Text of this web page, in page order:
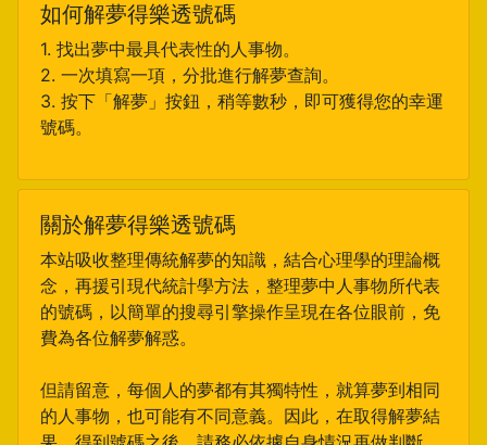
如何解夢得樂透號碼
1. 找出夢中最具代表性的人事物。
2. 一次填寫一項，分批進行解夢查詢。
3. 按下「解夢」按鈕，稍等數秒，即可獲得您的幸運
號碼。
關於解夢得樂透號碼
本站吸收整理傳統解夢的知識，結合心理學的理論概
念，再援引現代統計學方法，整理夢中人事物所代表
的號碼，以簡單的搜尋引擎操作呈現在各位眼前，免
費為各位解夢解惑。
但請留意，每個人的夢都有其獨特性，就算夢到相同
的人事物，也可能有不同意義。因此，在取得解夢結